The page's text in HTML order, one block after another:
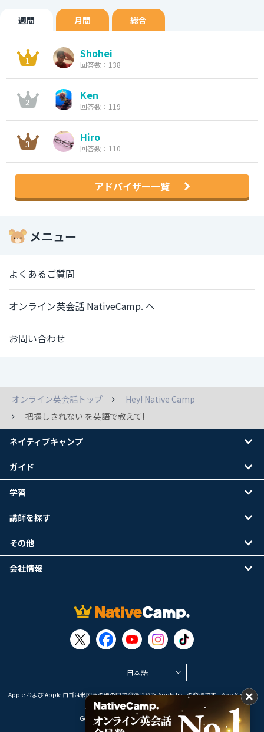
週間 月間 総合
Shohei
回答数：138
Ken
回答数：119
Hiro
回答数：110
アドバイザー一覧
メニュー
よくあるご質問
オンライン英会話 NativeCamp. へ
お問い合わせ
オンライン英会話トップ
Hey! Native Camp
把握しきれない を英語で教えて!
日本語
Apple および Apple ロゴは米国その他の国で登録された Apple Inc. の商標です。App Store は
Apple Inc. のサービスマークです。
Google Play は Google LLC の商標です。
ネイティブキャンプ
ガイド
学習
講師を探す
その他
会社情報